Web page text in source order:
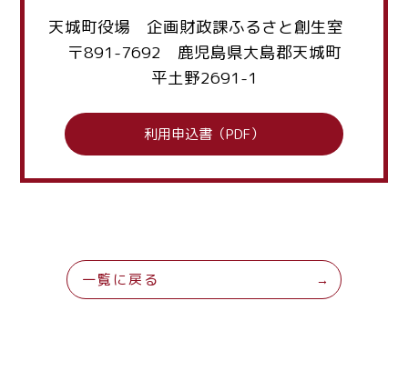
天城町役場 企画財政課ふるさと創生室
〒891-7692 鹿児島県大島郡天城町
平土野2691-1
利用申込書（PDF）
一覧に戻る